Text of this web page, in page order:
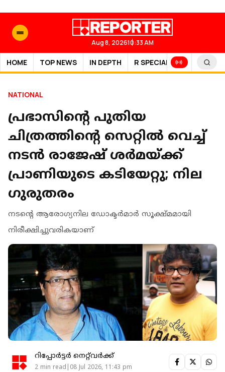
Aug 8, 202610:33 AM
HOME TOP NEWS IN DEPTH R SPECIAL SPORTS
NATIONAL
പ്രഭാസിൻ്റെ പുതിയ
ചിത്രത്തിന്റെ സെറ്റില്‍ വെച്ച്
നടന്‍ രാജേഷ് ശര്‍മയ്ക്ക്
പ്രാണിയുടെ കടിയേറ്റു; നില
ഗുരുതരം
നടന്റെ ആരോഗ്യനില ഡോക്ടര്‍മാര്‍ സൂക്ഷ്മമായി
നിരീക്ഷിച്ചുവരികയാണ്
റിപ്പോർട്ടർ നെറ്റ്‌വര്‍ക്ക്‌
2 min read|08 Jul 2026, 11:43 pm